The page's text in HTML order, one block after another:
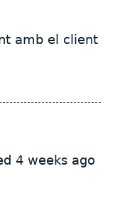
amb el client
4 weeks ago